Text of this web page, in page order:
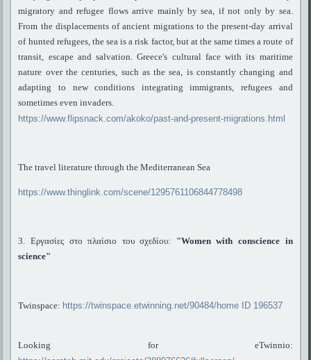
migratory and refugee flows arrive mainly by sea, if not only by sea.
From the displacements of ancient migrations to the present-day arrival
of hunted refugees, the sea is a risk factor, but at the same times a route of
transit, escape and salvation. Greece's cultural face with its maritime
nature over the centuries, such as the sea, is constantly changing and
adapting to new conditions integrating immigrants, refugees and
sometimes even invaders.
https://www.flipsnack.com/akoko/past-and-present-migrations.html
The travel literature through the Mediterranean Sea
https://www.thinglink.com/scene/1295761106844778498
3. Εργασίες στο πλαίσιο του σχεδίου: "Women with conscience in
science"
Twinspace: https://twinspace.etwinning.net/90484/home ID 196537
Looking for eTwinnio: